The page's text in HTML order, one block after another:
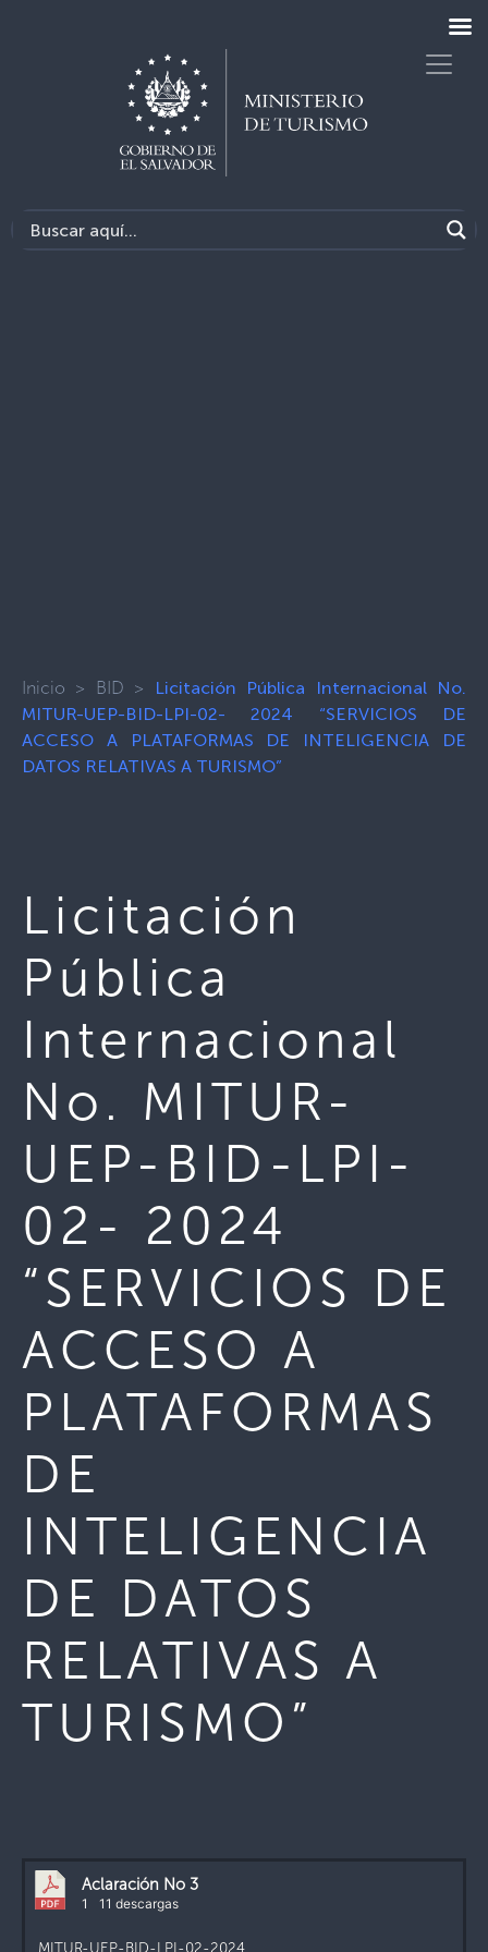
Inicio > BID >
Licitación Pública Internacional No.
MITUR-UEP-BID-LPI-02- 2024 “SERVICIOS DE
ACCESO A PLATAFORMAS DE INTELIGENCIA DE
DATOS RELATIVAS A TURISMO”
Licitación
Pública
Internacional
No. MITUR-
UEP-BID-LPI-
02- 2024
“SERVICIOS DE
ACCESO A
PLATAFORMAS
DE
INTELIGENCIA
DE DATOS
RELATIVAS A
TURISMO”
Aclaración No 3
1 11 descargas
MITUR-UEP-BID-LPI-02-2024